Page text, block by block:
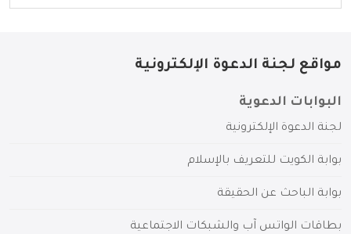
مواقع لجنة الدعوة الإلكترونية
البوابات الدعوية
لجنة الدعوة الإلكترونية
بوابة الكويت للتعريف بالإسلام
بوابة الباحث عن الحقيقة
بطاقات الواتس آب والشبكات الاجتماعية